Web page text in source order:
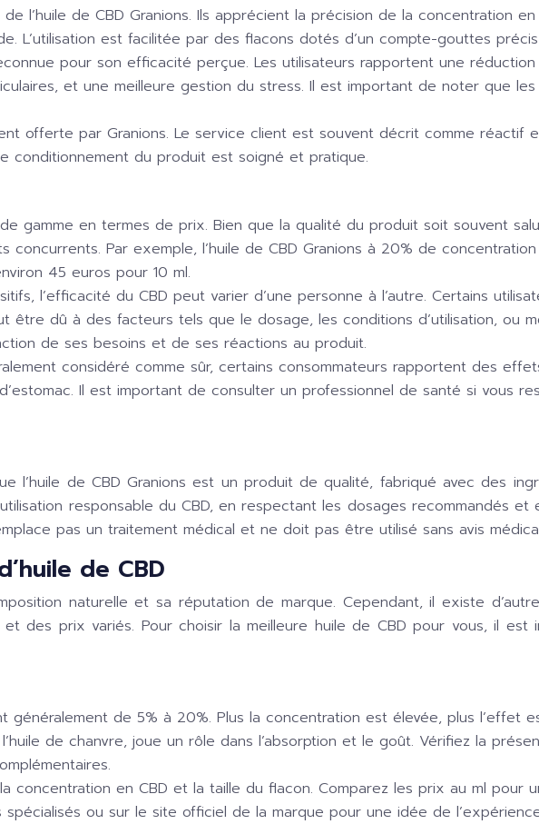
l’huile de CBD Granions. Ils apprécient la précision de la concentration
L’utilisation est facilitée par des flacons dotés d’un compte-gouttes
pour son efficacité perçue. Les utilisateurs rapportent une
et une meilleure gestion du stress. Il est important de noter que
offerte par Granions. Le service client est souvent décrit comme réactif
conditionnement du produit est soigné et pratique.
gamme en termes de prix. Bien que la qualité du produit soit souvent
Par exemple, l’huile de CBD Granions à 20% de
45 euros pour 10 ml.
l’efficacité du CBD peut varier d’une personne à l’autre. Certains
être dû à des facteurs tels que le dosage, les conditions d’utilisation, ou
de ses besoins et de ses réactions au produit.
considéré comme sûr, certains consommateurs rapportent des
Il est important de consulter un professionnel de santé si vous
l’huile de CBD Granions est un produit de qualité, fabriqué avec des
responsable du CBD, en respectant les dosages recommandés
pas un traitement médical et ne doit pas être utilisé sans avis
de CBD
naturelle et sa réputation de marque. Cependant, il existe
des prix variés. Pour choisir la meilleure huile de CBD pour vous, il
généralement de 5% à 20%. Plus la concentration est élevée, plus l’effet
de chanvre, joue un rôle dans l’absorption et le goût. Vérifiez la
concentration en CBD et la taille du flacon. Comparez les prix au ml pour
spécialisés ou sur le site officiel de la marque pour une idée de